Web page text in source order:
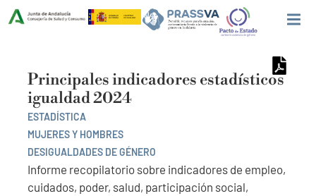
Principales indicadores estadísticos
igualdad 2024
ESTADÍSTICA
MUJERES Y HOMBRES
DESIGUALDADES DE GÉNERO
Informe recopilatorio sobre indicadores de empleo,
cuidados, poder, salud, participación social,